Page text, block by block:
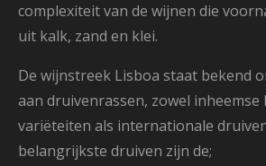
complexiteit van de wijnen die
uit kalk, zand en klei.
De wijnstreek Lisboa staat bekend
aan druivenrassen, zowel inheemse
variëteiten als internationale
belangrijkste druiven zijn de;